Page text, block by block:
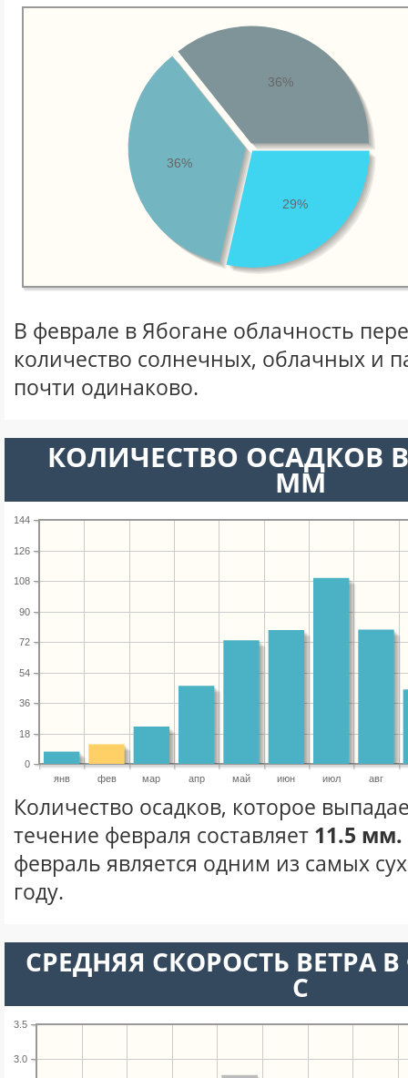
29%
36%
36%
В феврале в Ябогане облачность
количество солнечных, облачных и
почти одинаково.
КОЛИЧЕСТВО ОСАДКОВ
ММ
янв фев мар апр май июн июл авг
0
18
36
54
72
90
108
126
144
Количество осадков, которое
течение февраля составляет 11.5 мм.
февраль является одним из самых
году.
СРЕДНЯЯ СКОРОСТЬ ВЕТРА
С
3.0
3.5